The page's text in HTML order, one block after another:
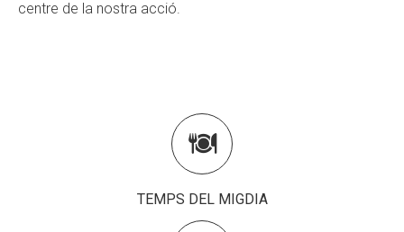
centre de la nostra acció.

TEMPS DEL MIGDIA